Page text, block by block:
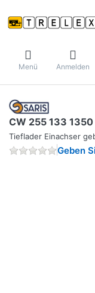
Menü Anmelden
CW 255 133 1350
Tieflader Einachser
Geben